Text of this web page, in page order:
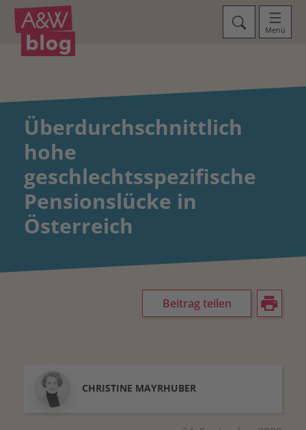
Menü
Überdurchschnittlich
hohe
geschlechtsspezifische
Pensionslücke in
Österreich
Beitrag teilen
CHRISTINE MAYRHUBER